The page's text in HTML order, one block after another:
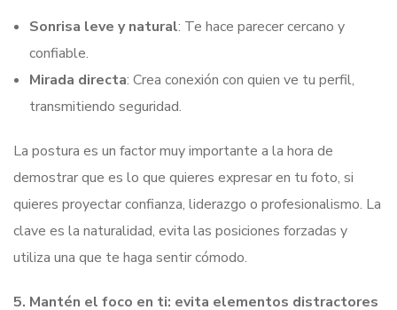
Sonrisa leve y natural: Te hace parecer cercano y
confiable.
Mirada directa: Crea conexión con quien ve tu perfil,
transmitiendo seguridad.
La postura es un factor muy importante a la hora de
demostrar que es lo que quieres expresar en tu foto, si
quieres proyectar confianza, liderazgo o profesionalismo. La
clave es la naturalidad, evita las posiciones forzadas y
utiliza una que te haga sentir cómodo.
5. Mantén el foco en ti: evita elementos distractores